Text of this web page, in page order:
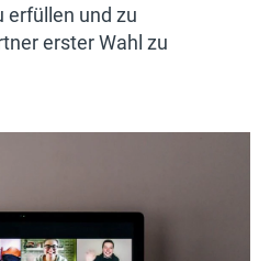
erfüllen und zu
erster Wahl zu